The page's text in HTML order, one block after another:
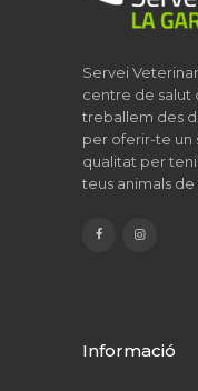
Servei
centre de salut
treballem des
per oferir-te un
qualitat per
teus animals de
Informació